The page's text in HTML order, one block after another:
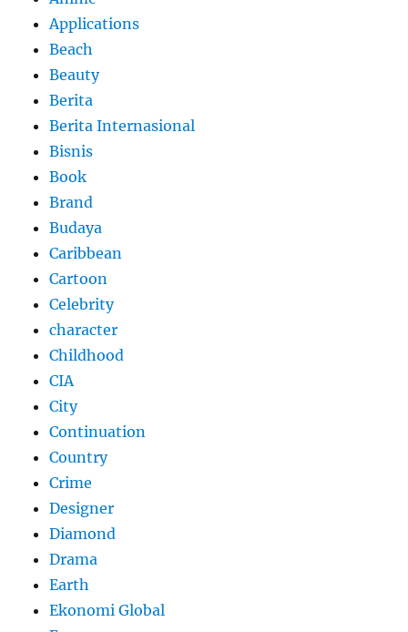
Applications
Beach
Beauty
Berita
Berita Internasional
Bisnis
Book
Brand
Budaya
Caribbean
Cartoon
Celebrity
character
Childhood
CIA
City
Continuation
Country
Crime
Designer
Diamond
Drama
Earth
Ekonomi Global